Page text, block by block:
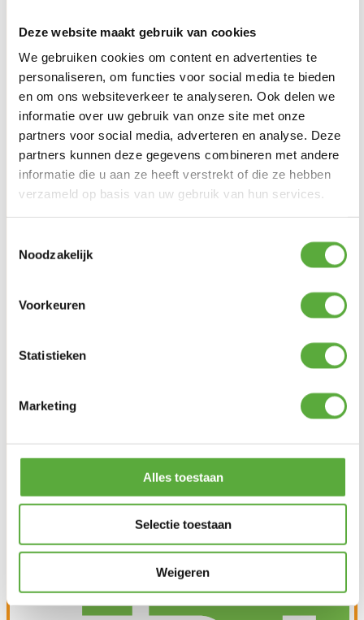
Deze website maakt gebruik van cookies
We gebruiken cookies om content en advertenties te
personaliseren, om functies voor social media te bieden
en om ons websiteverkeer te analyseren. Ook delen we
informatie over uw gebruik van onze site met onze
partners voor social media, adverteren en analyse. Deze
partners kunnen deze gegevens combineren met andere
informatie die u aan ze heeft verstrekt of die ze hebben
verzameld op basis van uw gebruik van hun services.
Noodzakelijk
Voorkeuren
Statistieken
Marketing
Alles toestaan
Selectie toestaan
Weigeren
Gratis verzending vanaf €250,-*